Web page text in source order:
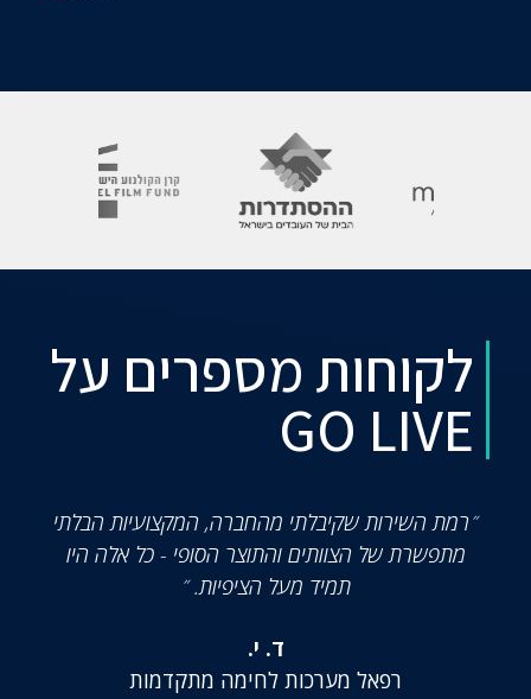
לקוחות מספרים על
GO LIVE
״רמת השירות שקיבלתי מהחברה, המקצועיות הבלתי
מתפשרת של הצוותים והתוצר הסופי - כל אלה היו
תמיד מעל הציפיות. ״
ד. י.
רפאל מערכות לחימה מתקדמות